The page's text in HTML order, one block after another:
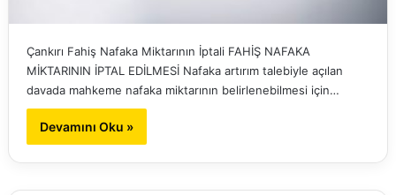
Çankırı Fahiş Nafaka Miktarının İptali FAHİŞ NAFAKA
MİKTARININ İPTAL EDİLMESİ Nafaka artırım talebiyle açılan
davada mahkeme nafaka miktarının belirlenebilmesi için…
Devamını Oku »